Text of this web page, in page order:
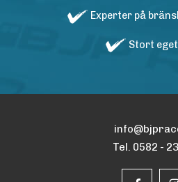
Experter på
Stort
Tel. 0582 -